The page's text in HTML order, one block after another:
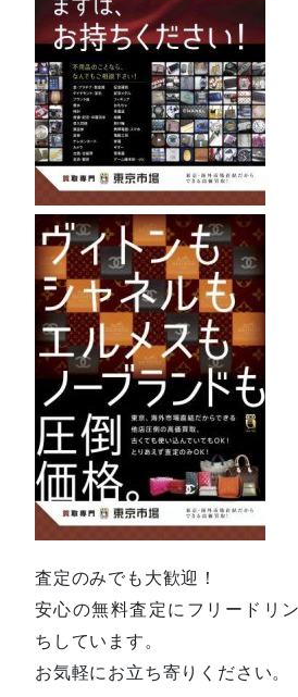
査定のみでも大歓迎！
安心の無料査定にフリードリ
ちしています。
お気軽にお立ち寄りください。